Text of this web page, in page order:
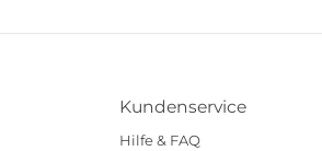
Kundenservice
Hilfe & FAQ